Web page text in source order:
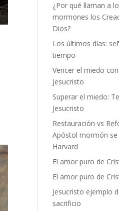
¿Por qué llaman a
mormones los
Dios?
Los últimos días:
tiempo
Vencer el miedo
Jesucristo
Superar el miedo:
Jesucristo
Restauración vs
Apóstol mormón se
Harvard
El amor puro de
El amor puro de
Jesucristo ejemplo
sacrificio